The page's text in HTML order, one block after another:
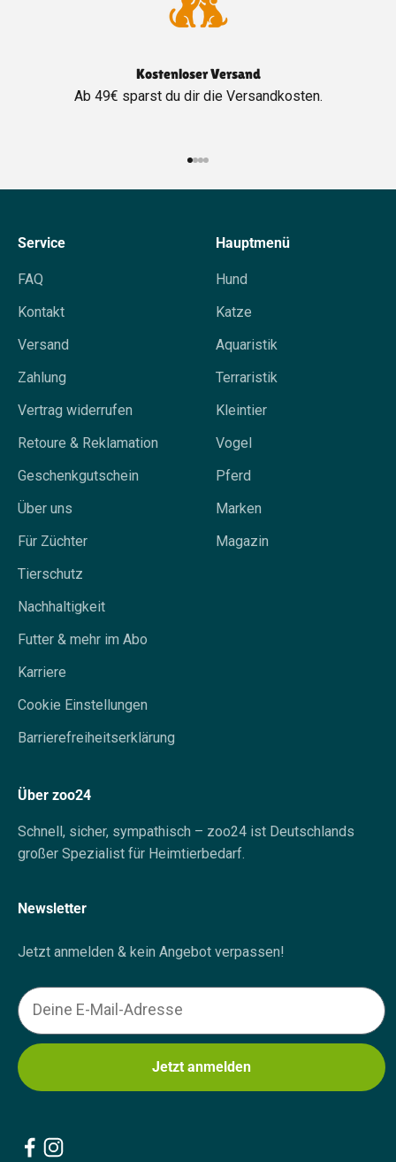
Kostenloser Versand
Ab 49€ sparst du dir die Versandkosten.
Service
FAQ
Kontakt
Versand
Zahlung
Vertrag widerrufen
Retoure & Reklamation
Geschenkgutschein
Über uns
Für Züchter
Tierschutz
Nachhaltigkeit
Futter & mehr im Abo
Karriere
Cookie Einstellungen
Barrierefreiheitserklärung
Hauptmenü
Hund
Katze
Aquaristik
Terraristik
Kleintier
Vogel
Pferd
Marken
Magazin
Über zoo24
Schnell, sicher, sympathisch – zoo24 ist Deutschlands
großer Spezialist für Heimtierbedarf.
Newsletter
Jetzt anmelden & kein Angebot verpassen!
Email
Jetzt anmelden